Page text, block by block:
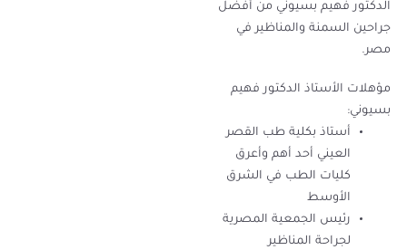
الدكتور فهيم بسيوني من أفضل
جراحين السمنة والمناظير في
مصر.
مؤهلات الأستاذ الدكتور فهيم
بسيوني:
أستاذ بكلية طب القصر
العيني أحد أهم وأعرق
كليات الطب في الشرق
الأوسط
رئيس الجمعية المصرية
لجراحة المناظير